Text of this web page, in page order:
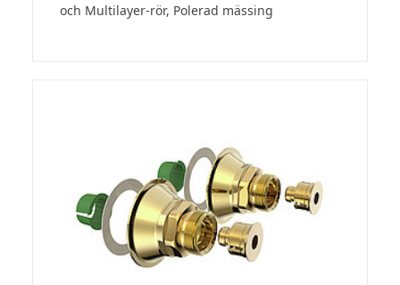
och Multilayer-rör, Polerad mässing